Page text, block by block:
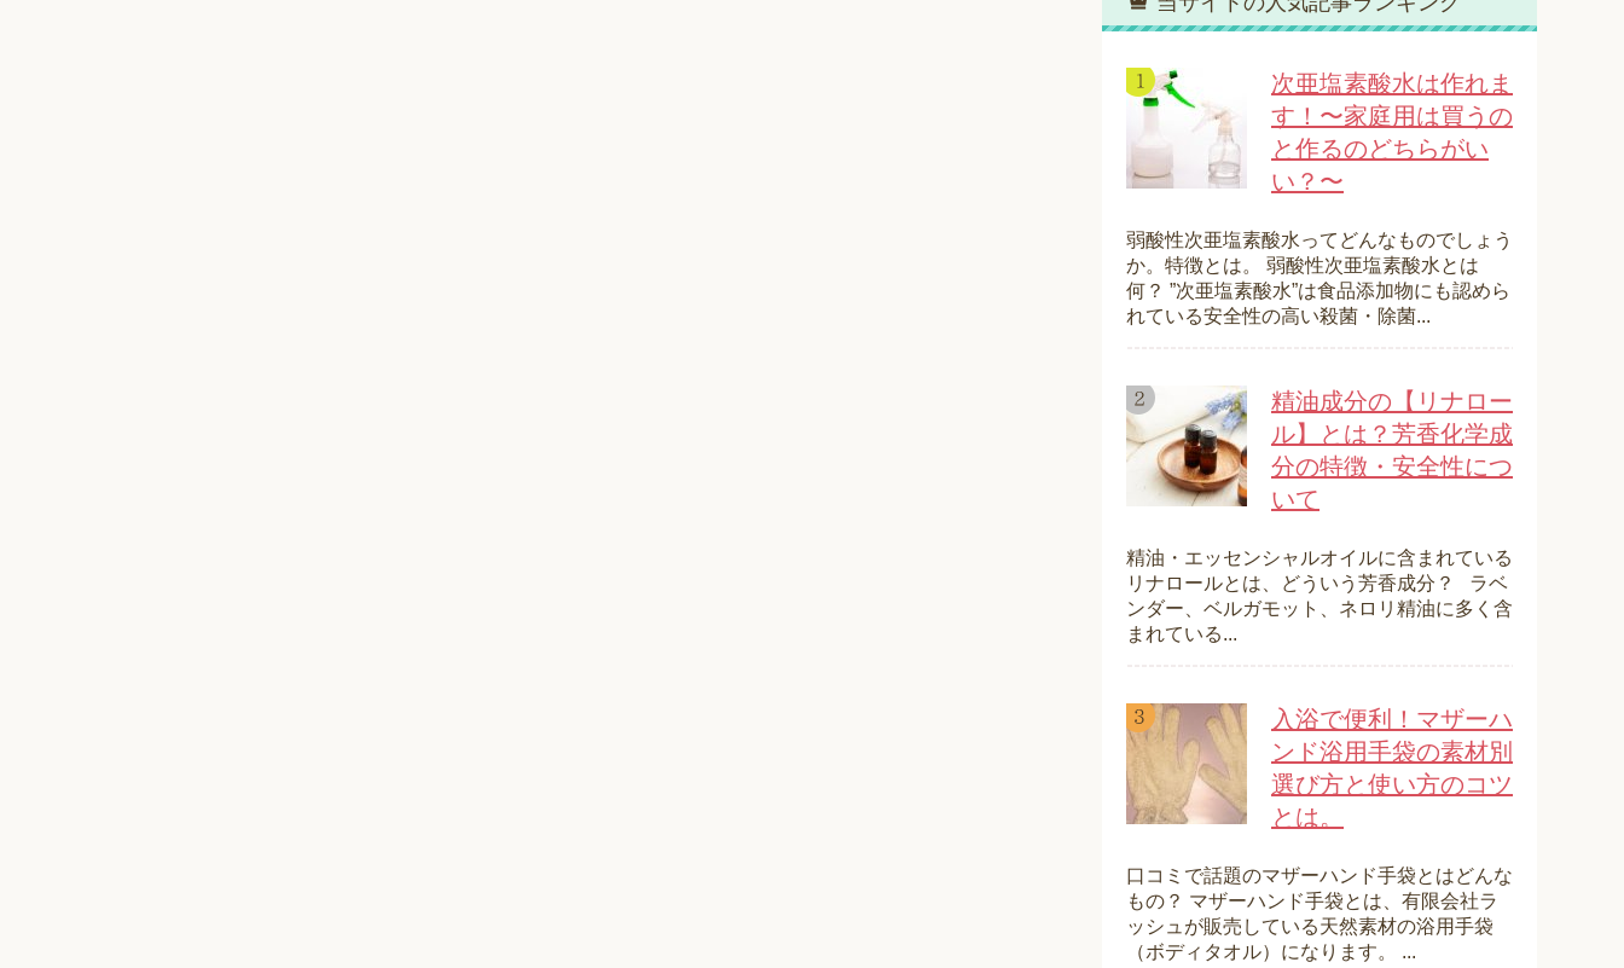
次亜塩素酸水は作れま
す！〜家庭用は買うの
と作るのどちらがい
い？〜
弱酸性次亜塩素酸水ってどんなものでしょう
か。特徴とは。 弱酸性次亜塩素酸水とは
何？ ”次亜塩素酸水”は食品添加物にも認めら
れている安全性の高い殺菌・除菌...
精油成分の【リナロー
ル】とは？芳香化学成
分の特徴・安全性につ
いて
精油・エッセンシャルオイルに含まれている
リナロールとは、どういう芳香成分？ ラベ
ンダー、ベルガモット、ネロリ精油に多く含
まれている...
入浴で便利！マザーハ
ンド浴用手袋の素材別
選び方と使い方のコツ
とは。
口コミで話題のマザーハンド手袋とはどんな
もの？ マザーハンド手袋とは、有限会社ラ
ッシュが販売している天然素材の浴用手袋
（ボディタオル）になります。 ...